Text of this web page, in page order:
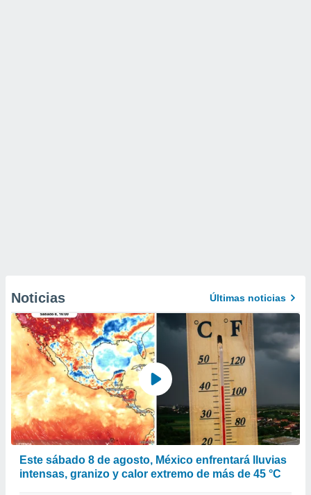
Noticias Últimas noticias
Este sábado 8 de agosto, México enfrentará lluvias
intensas, granizo y calor extremo de más de 45 °C